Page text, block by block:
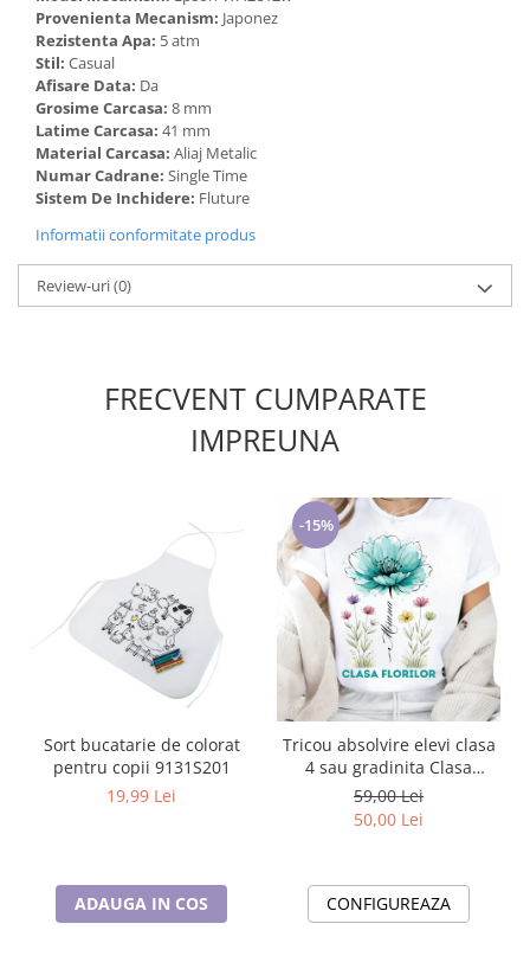
Provenienta Mecanism: Japonez
Rezistenta Apa: 5 atm
Stil: Casual
Afisare Data: Da
Grosime Carcasa: 8 mm
Latime Carcasa: 41 mm
Material Carcasa: Aliaj Metalic
Numar Cadrane: Single Time
Sistem De Inchidere: Fluture
Informatii conformitate produs
Review-uri(0)
FRECVENT CUMPARATE
IMPREUNA
Sort bucatarie de colorat
pentru copii 9131S201
19,99 Lei
ADAUGA IN COS
-15%
Tricou absolvire elevi clasa
4 sau gradinita Clasa
Floricelelor
59,00 Lei
50,00 Lei
CONFIGUREAZA